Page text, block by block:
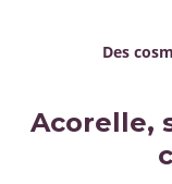
Des
Acorelle,